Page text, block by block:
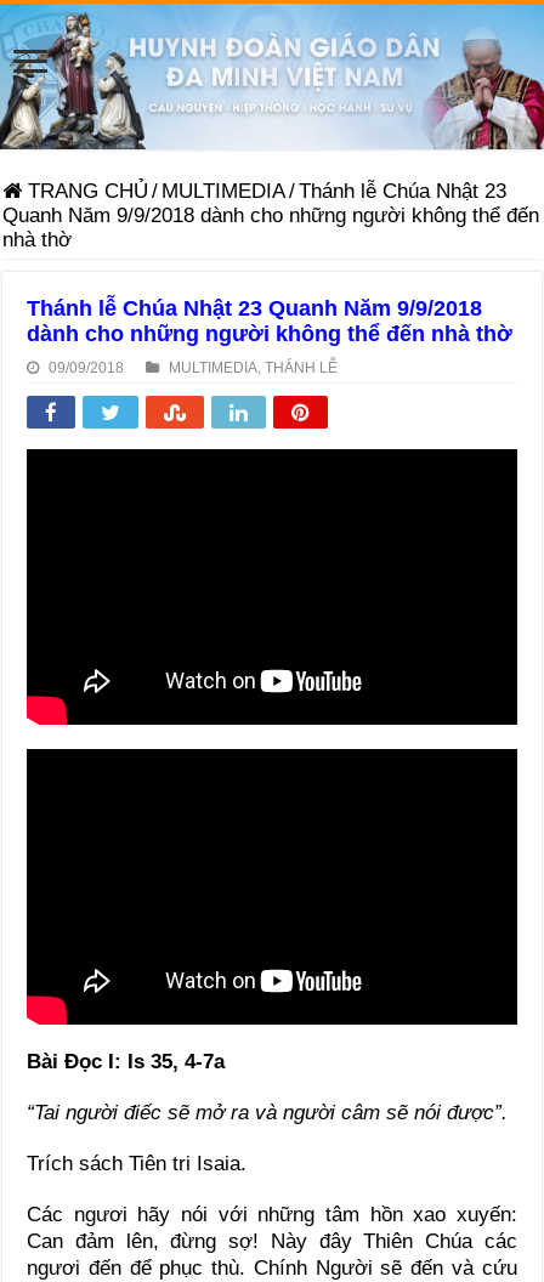
TRANG CHỦ / MULTIMEDIA/Thánh lễ Chúa Nhật 23
Quanh Năm 9/9/2018 dành cho những người không thể đến
nhà thờ
Thánh lễ Chúa Nhật 23 Quanh Năm 9/9/2018
dành cho những người không thể đến nhà thờ
09/09/2018 MULTIMEDIA ,THÁNH LỄ
Bài Ðọc I: Is 35, 4-7a
“Tai người điếc sẽ mở ra và người câm sẽ nói được”.
Trích sách Tiên tri Isaia.
Các ngươi hãy nói với những tâm hồn xao xuyến:
Can đảm lên, đừng sợ! Này đây Thiên Chúa các
ngươi đến để phục thù. Chính Người sẽ đến và cứu